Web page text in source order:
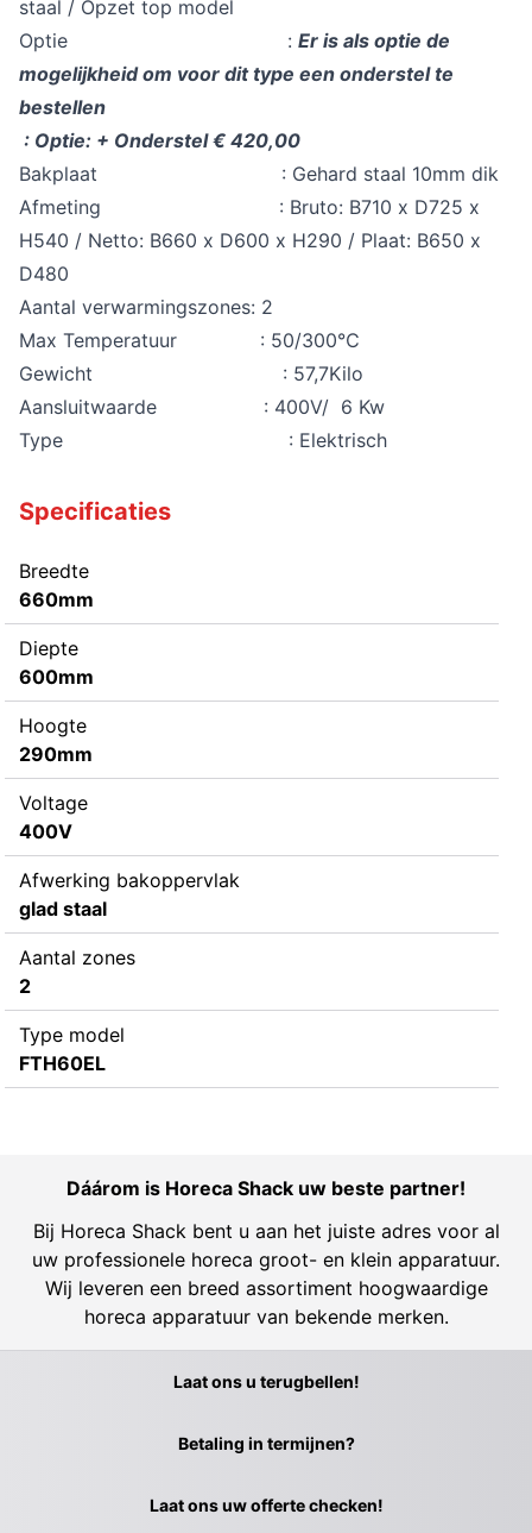
staal / Opzet top model
Optie : Er is als optie de
mogelijkheid om voor dit type een onderstel te
bestellen
: Optie: + Onderstel € 420,00
Bakplaat : Gehard staal 10mm dik
Afmeting : Bruto: B710 x D725 x
H540 / Netto: B660 x D600 x H290 / Plaat: B650 x
D480
Aantal verwarmingszones: 2
Max Temperatuur : 50/300℃
Gewicht : 57,7Kilo
Aansluitwaarde : 400V/ 6 Kw
Type : Elektrisch
Specificaties
Breedte
660mm
Diepte
600mm
Hoogte
290mm
Voltage
400V
Afwerking bakoppervlak
glad staal
Aantal zones
2
Type model
FTH60EL
Dáárom is Horeca Shack uw beste partner!
Bij Horeca Shack bent u aan het juiste adres voor al
uw professionele horeca groot- en klein apparatuur.
Wij leveren een breed assortiment hoogwaardige
horeca apparatuur van bekende merken.
Laat ons u terugbellen!
Betaling in termijnen?
Laat ons uw offerte checken!